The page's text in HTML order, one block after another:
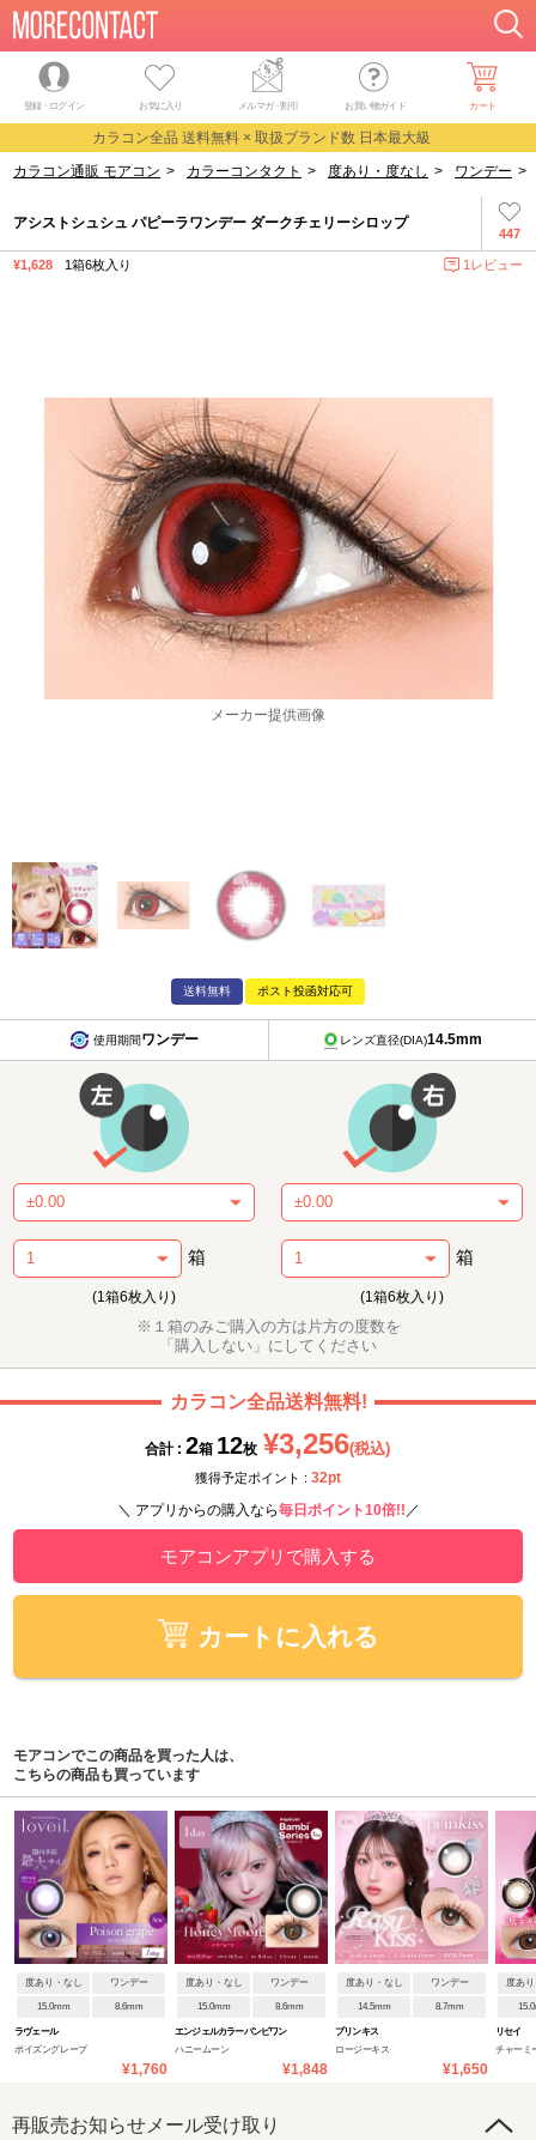
登録・ログイン お気に入り メルマガ・割引 お買い物ガイド カート
カラコン全品 送料無料 × 取扱ブランド数 日本最大級
カラコン通販 モアコン > カラーコンタクト > 度あり・度なし > ワンデー >
447
アシストシュシュ パピーラワンデー ダークチェリーシロップ
¥1,628 1箱6枚入り 1レビュー
メーカー提供画像
送料無料 ポスト投函対応可
使用期間ワンデー レンズ直径(DIA)14.5mm
箱
(1箱6枚入り)
箱
(1箱6枚入り)
※１箱のみご購入の方は片方の度数を
「購入しない」にしてください
カラコン全品送料無料!
合計 : 2箱 12枚 ¥3,256(税込)
獲得予定ポイント : 32pt
＼ アプリからの購入なら毎日ポイント10倍!! ／
モアコンアプリで購入する
カートに入れる
モアコンでこの商品を買った人は、
こちらの商品も買っています
度あり・なし ワンデー
15.0mm 8.6mm
ラヴェール
ポイズングレープ
¥1,760
度あり・なし ワンデー
15.0mm 8.6mm
エンジェルカラーバンビワン
ハニームーン
¥1,848
度あり・なし ワンデー
14.5mm 8.7mm
プリンキス
ロージーキス
¥1,650
度あ
リセイ
チャーミ
再販売お知らせメール受け取り